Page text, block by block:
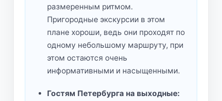
размеренным ритмом.
Пригородные экскурсии в этом
плане хороши, ведь они проходят по
одному небольшому маршруту, при
этом остаются очень
информативными и насыщенными.
Гостям Петербурга на выходные: